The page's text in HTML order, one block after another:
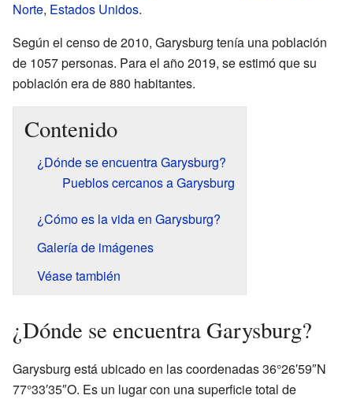
Norte, Estados Unidos.
Según el censo de 2010, Garysburg tenía una población
de 1057 personas. Para el año 2019, se estimó que su
población era de 880 habitantes.
Contenido
¿Dónde se encuentra Garysburg?
Pueblos cercanos a Garysburg
¿Cómo es la vida en Garysburg?
Galería de imágenes
Véase también
¿Dónde se encuentra Garysburg?
Garysburg está ubicado en las coordenadas 36°26′59″N
77°33′35″O. Es un lugar con una superficie total de